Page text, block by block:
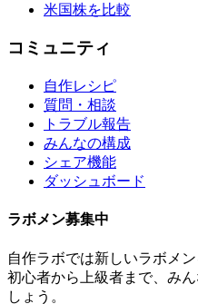
米国株を比較
コミュニティ
自作レシピ
質問・相談
トラブル報告
みんなの構成
シェア機能
ダッシュボード
ラボメン募集中
自作ラボでは新しいラボメン
初心者から上級者まで、み
しょう。